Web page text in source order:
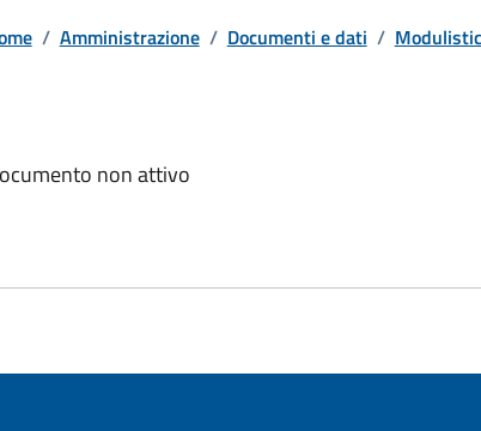
/ Amministrazione / Documenti e dati /
non attivo